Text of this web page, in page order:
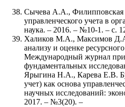
Сычева А.А.,
управленческого учета в
наука. – 2016. – №10-1. – с.
Халиков М.А., Максимов
анализу и оценке
Международный журнал
фундаментальных
Ярыгина Н.А., Карева Е.В.
учет) как основа
научных исследований:
2017. – №3(20). –